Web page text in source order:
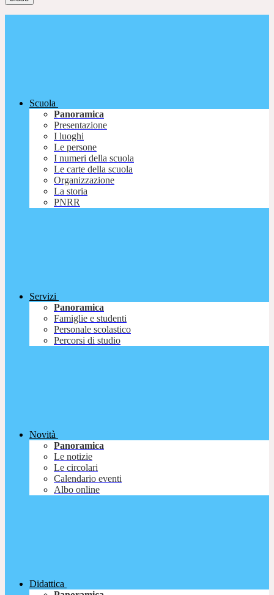
Scuola
Panoramica
Presentazione
I luoghi
Le persone
I numeri della scuola
Le carte della scuola
Organizzazione
La storia
PNRR
Servizi
Panoramica
Famiglie e studenti
Personale scolastico
Percorsi di studio
Novità
Panoramica
Le notizie
Le circolari
Calendario eventi
Albo online
Didattica